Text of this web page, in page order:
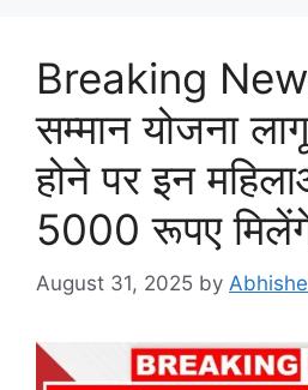
Breaking
सम्मान योजना
होने पर इन
5000 रूपए
August 31, 2025 by